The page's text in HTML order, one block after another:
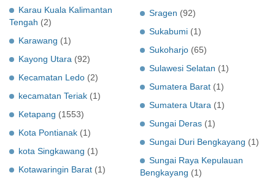
Karau Kuala Kalimantan
Tengah (2)
Karawang (1)
Kayong Utara (92)
Kecamatan Ledo (2)
kecamatan Teriak (1)
Ketapang (1553)
Kota Pontianak (1)
kota Singkawang (1)
Kotawaringin Barat (1)
Sragen (92)
Sukabumi (1)
Sukoharjo (65)
Sulawesi Selatan (1)
Sumatera Barat (1)
Sumatera Utara (1)
Sungai Deras (1)
Sungai Duri Bengkayang (1)
Sungai Raya Kepulauan
Bengkayang (1)